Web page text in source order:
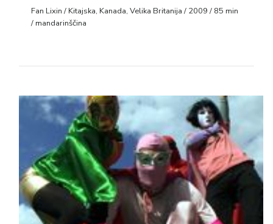
Fan Lixin / Kitajska, Kanada, Velika Britanija / 2009 / 85 min
/ mandarinščina